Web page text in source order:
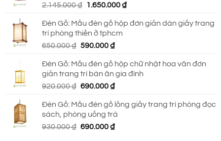
2.150.000 ₫.
2.145.000₫
Giá
là:
2.145.000 ₫.
1.650.000₫Giá
tại
Đèn Gỗ: Mẫu đèn gỗ hộp đơn giản dán giấy trang
trí phòng thiền ở tphcm
650.000₫ Giá
là:
650.000 ₫.
590.000₫Giá
tại
là:
590.000 ₫.
Đèn Gỗ: Mẫu đèn gỗ hộp chữ nhật hoa văn đơn
giản trang trí bàn ăn gia đình
920.000₫ Giá
là:
920.000 ₫.
690.000₫Giá
tại
là:
690.000 ₫.
Đèn Gỗ: Mẫu đèn gỗ lồng giấy trang trí phòng đọc
sách, phòng uống trà
930.000₫ Giá
690.000₫Giá